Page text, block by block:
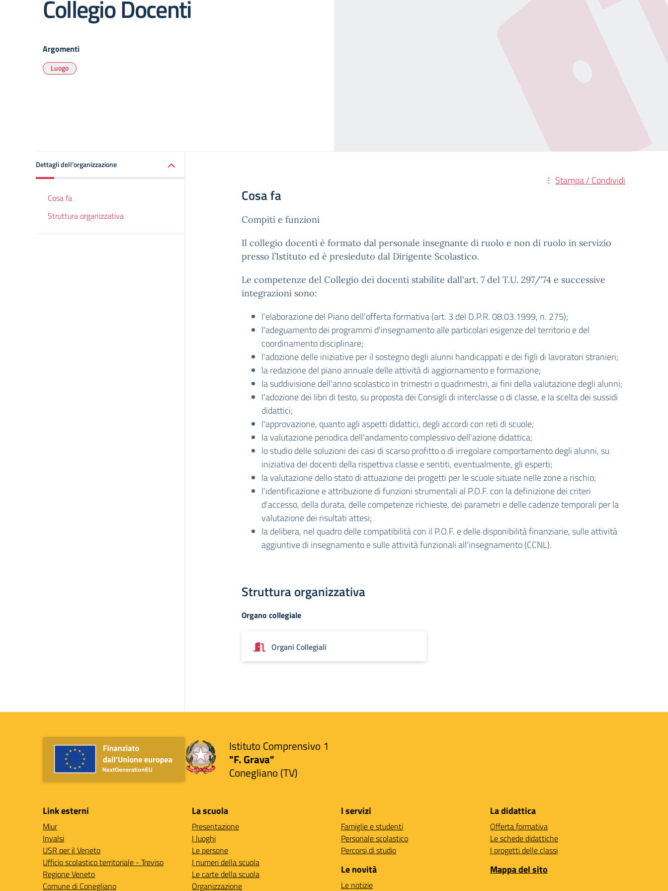
Collegio Docenti
Argomenti
Luogo
Dettagli dell'organizzazione
Cosa fa
Struttura organizzativa
Stampa / Condividi
Cosa fa
Compiti e funzioni
Il collegio docenti è formato dal personale insegnante di ruolo e non di ruolo in servizio
presso l’Istituto ed è presieduto dal Dirigente Scolastico.
Le competenze del Collegio dei docenti stabilite dall'art. 7 del T.U. 297/'74 e successive
integrazioni sono:
l'elaborazione del Piano dell'offerta formativa (art. 3 del D.P.R. 08.03.1999, n. 275);
l'adeguamento dei programmi d'insegnamento alle particolari esigenze del territorio e del
coordinamento disciplinare;
l'adozione delle iniziative per il sostegno degli alunni handicappati e dei figli di lavoratori stranieri;
la redazione del piano annuale delle attività di aggiornamento e formazione;
la suddivisione dell'anno scolastico in trimestri o quadrimestri, ai fini della valutazione degli alunni;
l'adozione dei libri di testo, su proposta dei Consigli di interclasse o di classe, e la scelta dei sussidi
didattici;
l'approvazione, quanto agli aspetti didattici, degli accordi con reti di scuole;
la valutazione periodica dell'andamento complessivo dell'azione didattica;
lo studio delle soluzioni dei casi di scarso profitto o di irregolare comportamento degli alunni, su
iniziativa dei docenti della rispettiva classe e sentiti, eventualmente, gli esperti;
la valutazione dello stato di attuazione dei progetti per le scuole situate nelle zone a rischio;
l'identificazione e attribuzione di funzioni strumentali al P.O.F. con la definizione dei criteri
d'accesso, della durata, delle competenze richieste, dei parametri e delle cadenze temporali per la
valutazione dei risultati attesi;
la delibera, nel quadro delle compatibilità con il P.O.F. e delle disponibilità finanziarie, sulle attività
aggiuntive di insegnamento e sulle attività funzionali all'insegnamento (CCNL).
Struttura organizzativa
Organo collegiale
Organi Collegiali
Istituto Comprensivo 1
"F. Grava"
Conegliano (TV)
Link esterni
Miur
Invalsi
USR per il Veneto
Ufficio scolastico territoriale - Treviso
Regione Veneto
Comune di Conegliano
La scuola
Presentazione
I luoghi
Le persone
I numeri della scuola
Le carte della scuola
Organizzazione
I servizi
Famiglie e studenti
Personale scolastico
Percorsi di studio
Le novità
Le notizie
La didattica
Offerta formativa
Le schede didattiche
I progetti delle classi
Mappa del sito